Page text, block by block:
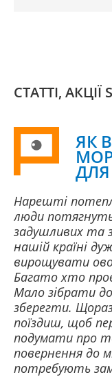
СТАТТІ, АКЦІЇ
ЯК
ДЛЯ
Нарешті
люди
задушливих та
нашій країні
вирощувати
Багато хто
Мало зібрати
зберегти.
поїздиш, щоб
подумати про
повернення до
потребують